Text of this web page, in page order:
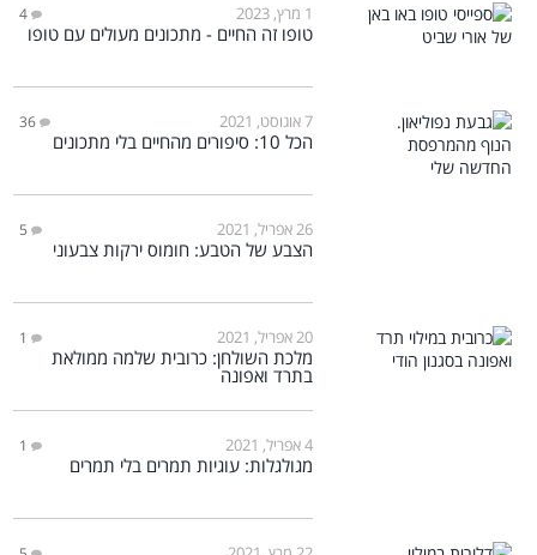
1 מרץ, 2023 4
טופו זה החיים - מתכונים מעולים עם טופו
7 אוגוסט, 2021 36
הכל 10: סיפורים מהחיים בלי מתכונים
26 אפריל, 2021 5
הצבע של הטבע: חומוס ירקות צבעוני
20 אפריל, 2021 1
מלכת השולחן: כרובית שלמה ממולאת
בתרד ואפונה
4 אפריל, 2021 1
מגולגלות: עוגיות תמרים בלי תמרים